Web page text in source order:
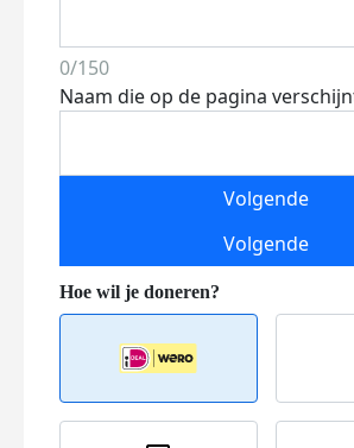
0/150
Naam die op de pagina
Volgende
Volgende